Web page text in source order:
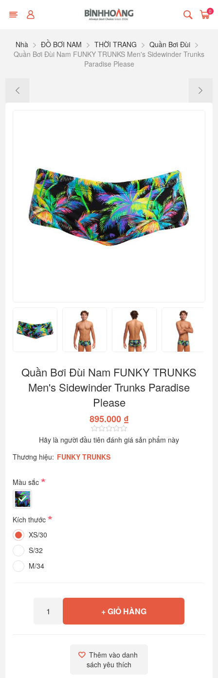
0
Nhà ĐỒ BƠI NAM THỜI TRANG
Quần Bơi Đùi
Quần Bơi Đùi Nam FUNKY TRUNKS Men's Sidewinder Trunks
Paradise Please
Quần Bơi Đùi Nam FUNKY TRUNKS
Men's Sidewinder Trunks Paradise
Please
895.000 ₫
Hãy là người đầu tiên đánh giá sản phẩm này
Thương hiệu: FUNKY TRUNKS
Màu sắc*
Kích thước*
XS/30
S/32
M/34
+ GIỎ HÀNG
Thêm vào danh
sách yêu thích